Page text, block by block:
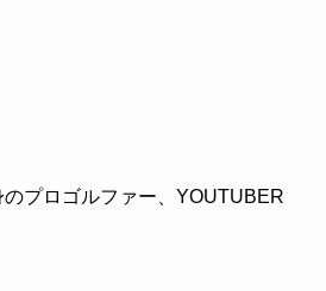
プロゴルファー、YOUTUBER